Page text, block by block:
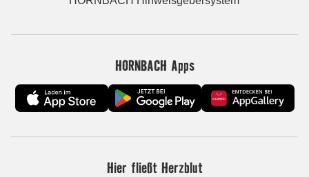
HORNBACH Apps
Hier fließt Herzblut